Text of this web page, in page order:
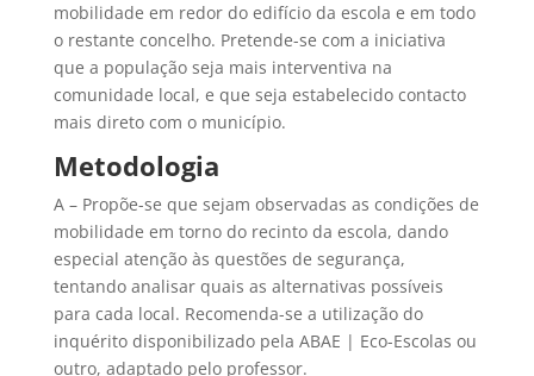
mobilidade em redor do edifício da escola e em todo
o restante concelho. Pretende-se com a iniciativa
que a população seja mais interventiva na
comunidade local, e que seja estabelecido contacto
mais direto com o município.
Metodologia
A – Propõe-se que sejam observadas as condições de
mobilidade em torno do recinto da escola, dando
especial atenção às questões de segurança,
tentando analisar quais as alternativas possíveis
para cada local. Recomenda-se a utilização do
inquérito disponibilizado pela ABAE | Eco-Escolas ou
outro, adaptado pelo professor.